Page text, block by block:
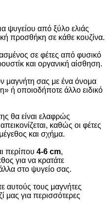
ψυγείου από ξύλο ελιάς
προσθήκη σε κάθε κουζίνα.
σε φέτες από φυσικό
και οργανική αίσθηση.
μαγνήτη σας με ένα όνομα
ή οποιοδήποτε άλλο ειδικό
θα είναι ελαφρώς
καθώς οι φέτες
και σχήμα.
περίπου 4-6 cm,
για να κρατάτε
στο ψυγείο σας.
αυτούς τους μαγνήτες
μας για περισσότερες